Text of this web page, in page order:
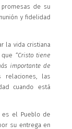
de su
y fidelidad
la vida cristiana
“Cristo tiene
importante de
relaciones, las
cuando está
es el Pueblo de
su entrega en